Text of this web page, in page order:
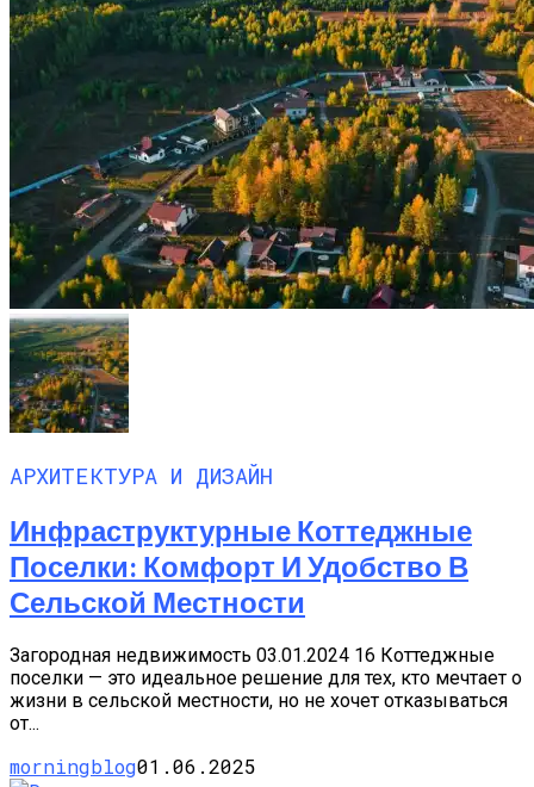
АРХИТЕКТУРА И ДИЗАЙН
Инфраструктурные Коттеджные
Поселки: Комфорт И Удобство В
Сельской Местности
Загородная недвижимость 03.01.2024 16 Коттеджные
поселки — это идеальное решение для тех, кто мечтает о
жизни в сельской местности, но не хочет отказываться
от...
morningblog01.06.2025